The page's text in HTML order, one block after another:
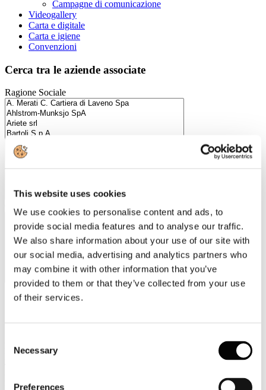
This website uses cookies
We use cookies to personalise content and ads, to
provide social media features and to analyse our traffic.
We also share information about your use of our site with
our social media, advertising and analytics partners who
may combine it with other information that you’ve
provided to them or that they’ve collected from your use
of their services.
Selection
Necessary
Preferences
Campagne di comunicazione
Videogallery
Carta e digitale
Carta e igiene
Convenzioni
Cerca tra le aziende associate
Ragione Sociale
Categorie merceologiche
Milano
Bastioni di Porta Volta, 7 - 20121 Milano